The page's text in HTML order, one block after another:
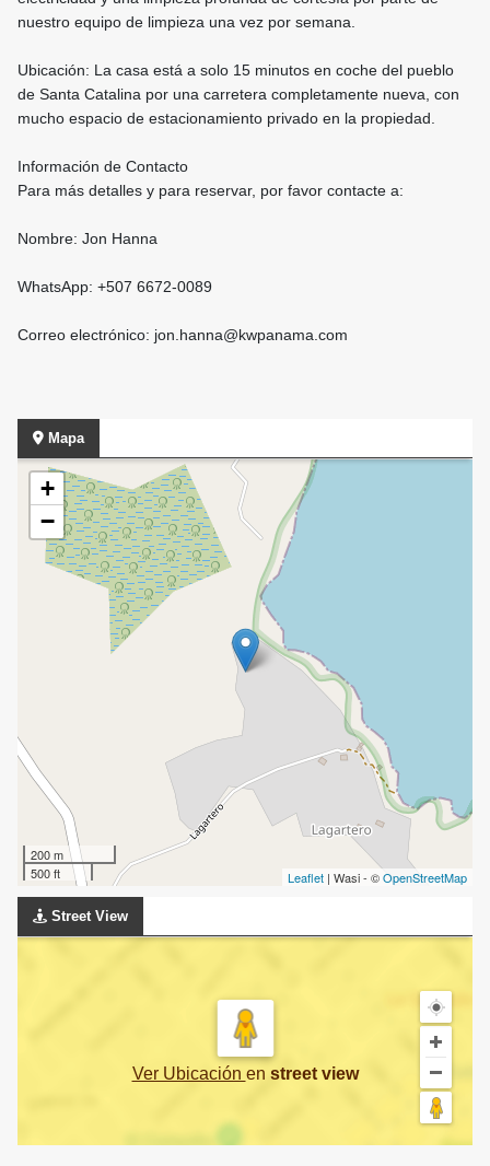
nuestro equipo de limpieza una vez por semana.
Ubicación: La casa está a solo 15 minutos en coche del pueblo
de Santa Catalina por una carretera completamente nueva, con
mucho espacio de estacionamiento privado en la propiedad.
Información de Contacto
Para más detalles y para reservar, por favor contacte a:
Nombre: Jon Hanna
WhatsApp: +507 6672-0089
Correo electrónico: jon.hanna@kwpanama.com
Mapa
+
−
200 m
500 ft
Leaflet | Wasi - ©OpenStreetMap
Street View
Ver Ubicación en street view